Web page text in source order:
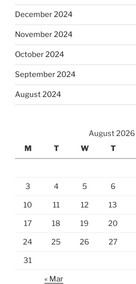
December 2024
November 2024
October 2024
September 2024
August 2024
August 2026
M
T W T
3 4 5 6
10 11 12 13
17 18 19 20
24 25 26 27
31
« Mar